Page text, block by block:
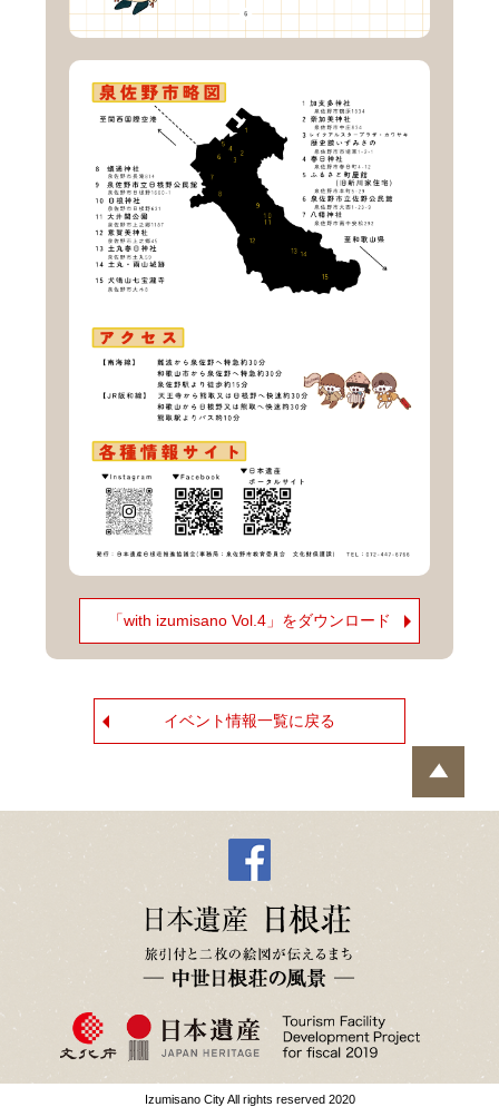
「with izumisano Vol.4」をダウンロード
イベント情報一覧に戻る
Izumisano City All rights reserved 2020